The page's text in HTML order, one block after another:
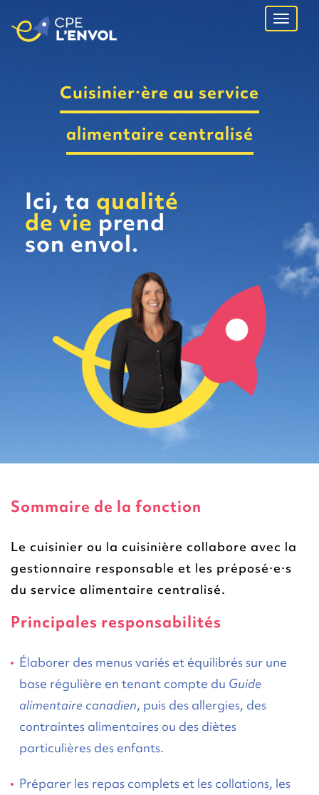
Ouvrir
Cuisinier·ère au service
alimentaire centralisé
Ici, ta qualité
de vie prend
son envol.
Sommaire de la fonction
Le cuisinier ou la cuisinière collabore avec la
gestionnaire responsable et les préposé·e·s
du service alimentaire centralisé.
Principales responsabilités
Élaborer des menus variés et équilibrés sur une
base régulière en tenant compte du Guide
alimentaire canadien, puis des allergies, des
contraintes alimentaires ou des diètes
particulières des enfants.
Préparer les repas complets et les collations, les